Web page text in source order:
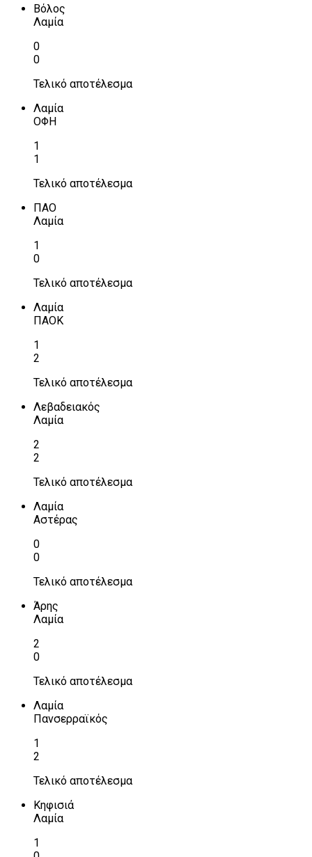
Βόλος
Λαμία
0
0
Τελικό αποτέλεσμα
Λαμία
ΟΦΗ
1
1
Τελικό αποτέλεσμα
ΠΑΟ
Λαμία
1
0
Τελικό αποτέλεσμα
Λαμία
ΠΑΟΚ
1
2
Τελικό αποτέλεσμα
Λεβαδειακός
Λαμία
2
2
Τελικό αποτέλεσμα
Λαμία
Αστέρας
0
0
Τελικό αποτέλεσμα
Άρης
Λαμία
2
0
Τελικό αποτέλεσμα
Λαμία
Πανσερραϊκός
1
2
Τελικό αποτέλεσμα
Κηφισιά
Λαμία
1